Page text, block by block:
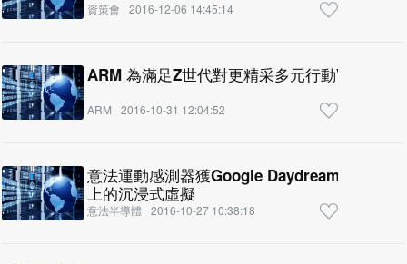
資策會 2016-12-06 14:45:14
ARM 為滿足Z世代對更精采多元行動VR與4K
ARM 2016-10-31 12:04:52
意法運動感測器獲Google Daydream和Tango
上的沉浸式虛擬
意法半導體 2016-10-27 10:38:18